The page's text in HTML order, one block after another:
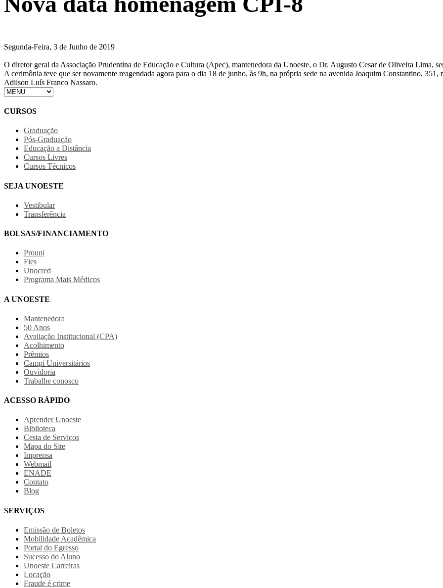
Segunda-Feira, 3 de Junho de 2019
O diretor geral da Associação Prudentina de Educação e Cultura (Apec), mantenedora da Unoeste, o Dr. Augusto Cesar de Oliveira Lima,
A cerimônia teve que ser novamente reagendada agora para o dia 18 de junho, às 9h, na própria sede na avenida Joaquim Constantino,
Adilson Luís Franco Nassaro.
CURSOS
Graduação
Pós-Graduação
Educação a Distância
Cursos Livres
Cursos Técnicos
SEJA UNOESTE
Vestibular
Transferência
BOLSAS/FINANCIAMENTO
Prouni
Fies
Unocred
Programa Mais Médicos
A UNOESTE
Mantenedora
50 Anos
Avaliação Institucional (CPA)
Acolhimento
Prêmios
Campi Universitários
Ouvidoria
Trabalhe conosco
ACESSO RÁPIDO
Aprender Unoeste
Biblioteca
Cesta de Serviços
Mapa do Site
Imprensa
Webmail
ENADE
Contato
Blog
SERVIÇOS
Emissão de Boletos
Mobilidade Acadêmica
Portal do Egresso
Sucesso do Aluno
Unoeste Carreiras
Locação
Fraude é crime